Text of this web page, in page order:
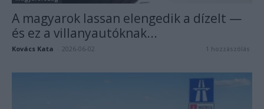
A magyarok lassan elengedik a dízelt —
és ez a villanyautóknak...
Kovács Kata 2026-06-02 1 hozzászólás